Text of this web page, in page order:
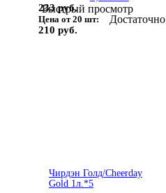
Быстрый просмотр
233 руб.
Цена от 20 шт:
210 руб.
Достаточно
Чирдэн Голд/Cheerday
Gold 1л.*5